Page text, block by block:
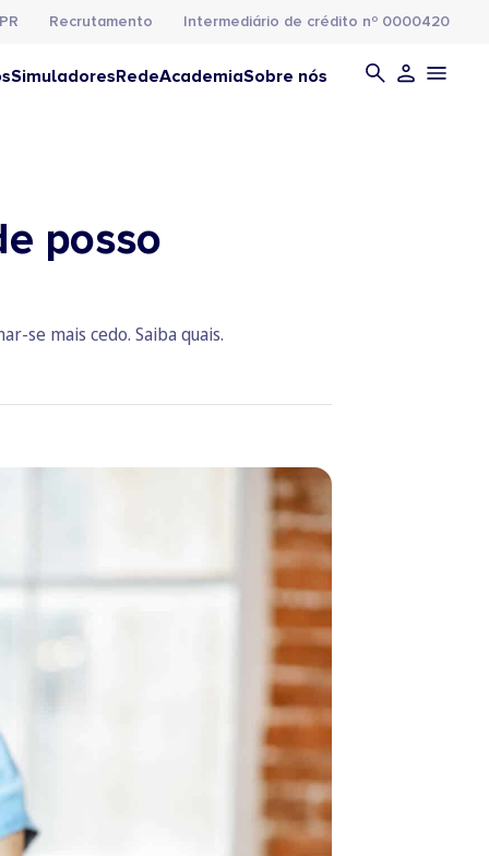
Recrutamento Intermediário de crédito nº 0000420
SimuladoresRedeAcademiaSobre nós
posso
se mais cedo. Saiba quais.